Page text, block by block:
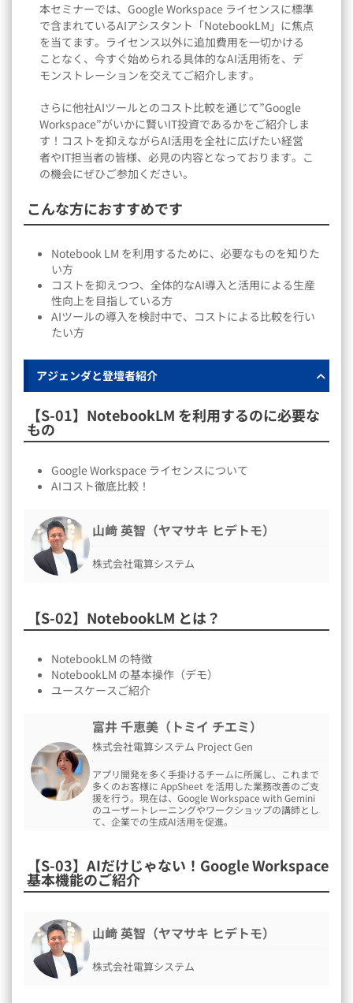
本セミナーでは、Google Workspace ライセンスに標準
で含まれているAIアシスタント「NotebookLM」に焦点
を当てます。ライセンス以外に追加費用を一切かける
ことなく、今すぐ始められる具体的なAI活用術を、デ
モンストレーションを交えてご紹介します。
さらに他社AIツールとのコスト比較を通じて”Google
Workspace”がいかに賢いIT投資であるかをご紹介しま
す！コストを抑えながらAI活用を全社に広げたい経営
者やIT担当者の皆様、必見の内容となっております。こ
の機会にぜひご参加ください。
こんな方におすすめです
Notebook LM を利用するために、必要なものを知りた
い方
コストを抑えつつ、全体的なAI導入と活用による生産
性向上を目指している方
AIツールの導入を検討中で、コストによる比較を行い
たい方
アジェンダと登壇者紹介
【S-01】NotebookLM を利用するのに必要な
もの
Google Workspace ライセンスについて
AIコスト徹底比較！
山﨑 英智（ヤマサキ ヒデトモ）
株式会社電算システム
【S-02】NotebookLM とは？
NotebookLM の特徴
NotebookLM の基本操作（デモ）
ユースケースご紹介
富井 千恵美（トミイ チエミ）
株式会社電算システム Project Gen
アプリ開発を多く手掛けるチームに所属し、これまで
多くのお客様に AppSheet を活用した業務改善のご支
援を行う。現在は、Google Workspace with Gemini
のユーザートレーニングやワークショップの講師とし
て、企業での生成AI活用を促進。
【S-03】AIだけじゃない！Google Workspace
基本機能のご紹介
山﨑 英智（ヤマサキ ヒデトモ）
株式会社電算システム